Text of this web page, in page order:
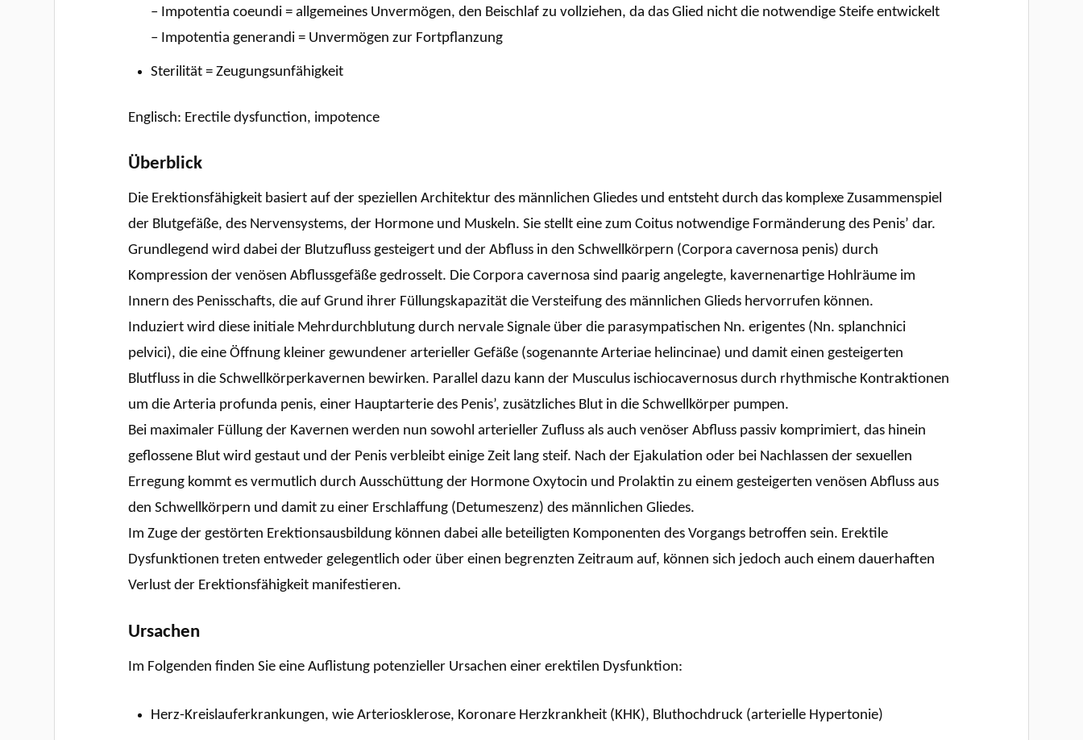
– Impotentia coeundi = allgemeines Unvermögen, den Beischlaf zu vollziehen, da das Glied nicht die notwendige Steife entwickelt
– Impotentia generandi = Unvermögen zur Fortpflanzung
Sterilität = Zeugungsunfähigkeit
Englisch: Erectile dysfunction, impotence
Überblick
Die Erektionsfähigkeit basiert auf der speziellen Architektur des männlichen Gliedes und entsteht durch das komplexe Zusammenspiel
der Blutgefäße, des Nervensystems, der Hormone und Muskeln. Sie stellt eine zum Coitus notwendige Formänderung des Penis’ dar.
Grundlegend wird dabei der Blutzufluss gesteigert und der Abfluss in den Schwellkörpern (Corpora cavernosa penis) durch
Kompression der venösen Abflussgefäße gedrosselt. Die Corpora cavernosa sind paarig angelegte, kavernenartige Hohlräume im
Innern des Penisschafts, die auf Grund ihrer Füllungskapazität die Versteifung des männlichen Glieds hervorrufen können.
Induziert wird diese initiale Mehrdurchblutung durch nervale Signale über die parasympatischen Nn. erigentes (Nn. splanchnici
pelvici), die eine Öffnung kleiner gewundener arterieller Gefäße (sogenannte Arteriae helincinae) und damit einen gesteigerten
Blutfluss in die Schwellkörperkavernen bewirken. Parallel dazu kann der Musculus ischiocavernosus durch rhythmische Kontraktionen
um die Arteria profunda penis, einer Hauptarterie des Penis’, zusätzliches Blut in die Schwellkörper pumpen.
Bei maximaler Füllung der Kavernen werden nun sowohl arterieller Zufluss als auch venöser Abfluss passiv komprimiert, das hinein
geflossene Blut wird gestaut und der Penis verbleibt einige Zeit lang steif. Nach der Ejakulation oder bei Nachlassen der sexuellen
Erregung kommt es vermutlich durch Ausschüttung der Hormone Oxytocin und Prolaktin zu einem gesteigerten venösen Abfluss aus
den Schwellkörpern und damit zu einer Erschlaffung (Detumeszenz) des männlichen Gliedes.
Im Zuge der gestörten Erektionsausbildung können dabei alle beteiligten Komponenten des Vorgangs betroffen sein. Erektile
Dysfunktionen treten entweder gelegentlich oder über einen begrenzten Zeitraum auf, können sich jedoch auch einem dauerhaften
Verlust der Erektionsfähigkeit manifestieren.
Ursachen
Im Folgenden finden Sie eine Auflistung potenzieller Ursachen einer erektilen Dysfunktion:
Herz-Kreislauferkrankungen, wie Arteriosklerose, Koronare Herzkrankheit (KHK), Bluthochdruck (arterielle Hypertonie)